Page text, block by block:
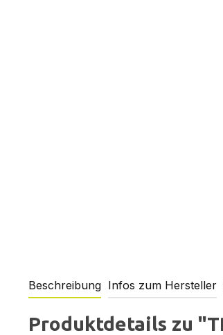
Beschreibung Infos zum Hersteller
Produktdetails zu